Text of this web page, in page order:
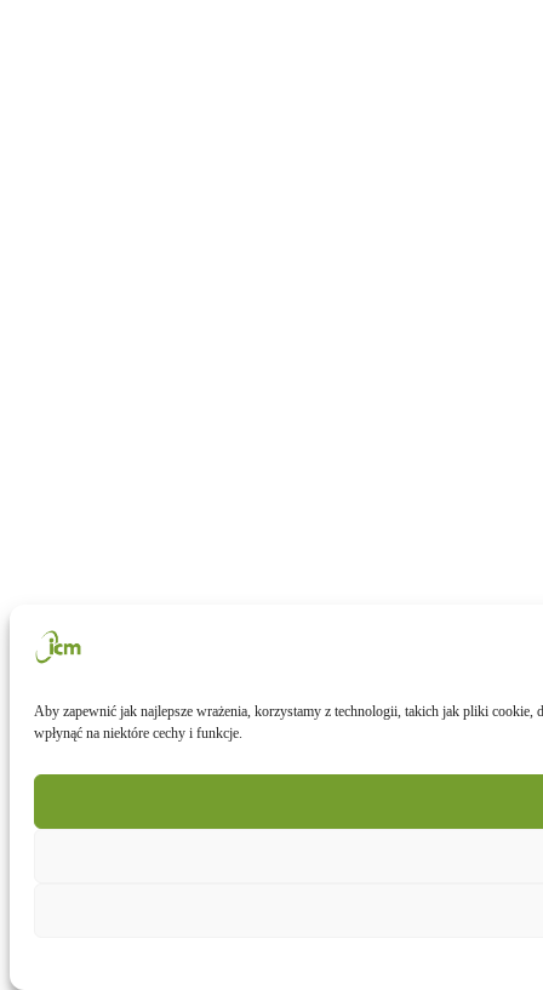
Aby zapewnić jak najlepsze wrażenia, korzystamy z technologii, takich jak pliki
wpłynąć na niektóre cechy i funkcje.